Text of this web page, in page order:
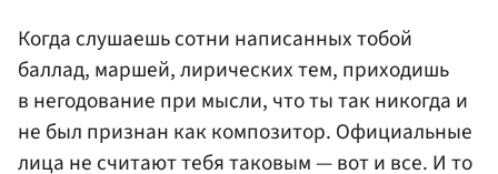
Когда слушаешь сотни написанных тобой
баллад, маршей, лирических тем, приходишь
в негодование при мысли, что ты так никогда и
не был признан как композитор. Официальные
лица не считают тебя таковым — вот и все. И то